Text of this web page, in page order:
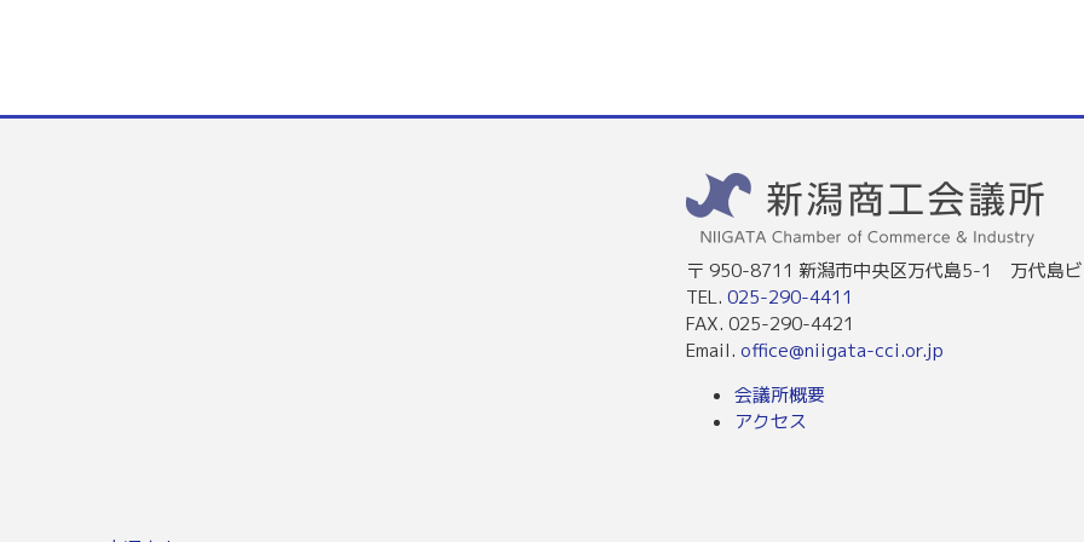
〒 950-8711 新潟市中央区万代島5-1 万代島
TEL. 025-290-4411
FAX. 025-290-4421
Email. office@niigata-cci.or.jp
会議所概要
アクセス